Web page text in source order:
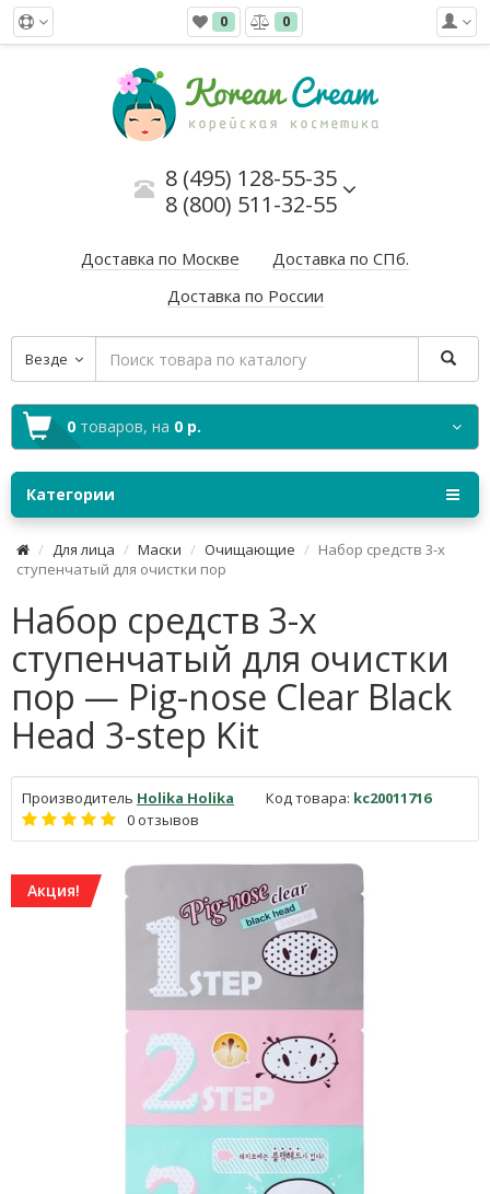
0 0
8 (495) 128-55-35
8 (800) 511-32-55
Доставка по Москве
Доставка по СПб.
Доставка по России
Везде
0 товаров, на 0 р.
Категории
Для лица Маски Очищающие
Набор средств 3-х
ступенчатый для очистки пор
Набор средств 3-х
ступенчатый для очистки
пор — Pig-nose Clear Black
Head 3-step Kit
Производитель Holika Holika Код товара: kc20011716
0 отзывов
Акция!